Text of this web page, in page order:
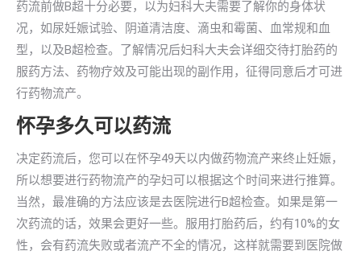
药流前做B超十分必要，以为妇科大夫需要了解你的身体状
况，如尿妊娠试验、阴道清洁度、滴虫和霉菌、血常规和血
型，以及B超检查。了解情况后妇科大夫会详细交待打胎药的
服药方法、药物疗效及可能出现的副作用，征得同意后才可进
行药物流产。
怀孕多久可以药流
决定药流后，您可以在怀孕49天以内做药物流产来终止妊娠，
所以想要进行药物流产的孕妇可以根据这个时间来进行推算。
当然，最准确的方法应该是去医院进行B超检查。如果是第一
次药流的话，效果会更好一些。服用打胎药后，约有10%的女
性，会有药流失败或者流产不全的情况，这样就需要到医院做